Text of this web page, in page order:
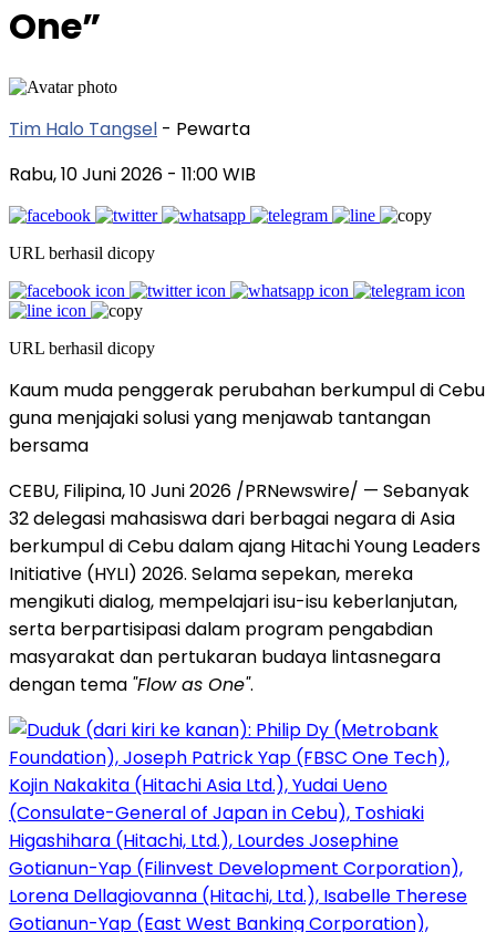
One”
Tim Halo Tangsel - Pewarta
Rabu, 10 Juni 2026 - 11:00 WIB
URL berhasil dicopy
URL berhasil dicopy
Kaum muda penggerak perubahan berkumpul di Cebu
guna menjajaki solusi yang menjawab tantangan
bersama
CEBU, Filipina, 10 Juni 2026 /PRNewswire/ — Sebanyak
32 delegasi mahasiswa dari berbagai negara di Asia
berkumpul di Cebu dalam ajang Hitachi Young Leaders
Initiative (HYLI) 2026. Selama sepekan, mereka
mengikuti dialog, mempelajari isu-isu keberlanjutan,
serta berpartisipasi dalam program pengabdian
masyarakat dan pertukaran budaya lintasnegara
dengan tema "Flow as One".